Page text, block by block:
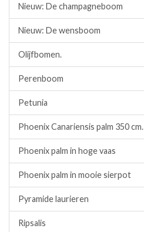
Nieuw: De champagneboom
Nieuw: De wensboom
Olijfbomen.
Perenboom
Petunia
Phoenix Canariensis palm 350 cm.
Phoenix palm in hoge vaas
Phoenix palm in mooie sierpot
Pyramide laurieren
Ripsalis